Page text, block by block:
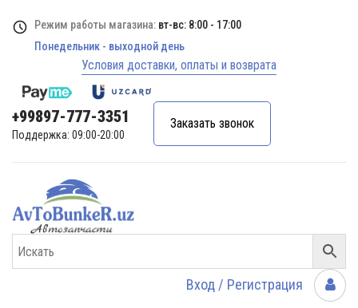
Режим работы магазина: вт-вс: 8:00 - 17:00
Понедельник - выходной день
Условия доставки, оплаты и возврата
+99897-777-3351
Поддержка: 09:00-20:00
Заказать звонок
Вход / Регистрация